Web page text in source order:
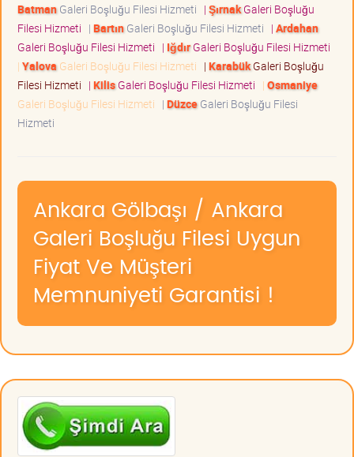
BatmanGaleri Boşluğu Filesi Hizmeti | ŞırnakGaleri Boşluğu
Filesi Hizmeti | BartınGaleri Boşluğu Filesi Hizmeti | Ardahan
Galeri Boşluğu Filesi Hizmeti | IğdırGaleri Boşluğu Filesi Hizmeti
| Yalova Galeri Boşluğu Filesi Hizmeti | KarabükGaleri Boşluğu
Filesi Hizmeti | KilisGaleri Boşluğu Filesi Hizmeti | Osmaniye
Galeri Boşluğu Filesi Hizmeti | DüzceGaleri Boşluğu Filesi
Hizmeti
Ankara Gölbaşı / Ankara
Galeri Boşluğu Filesi Uygun
Fiyat Ve Müşteri
Memnuniyeti Garantisi !